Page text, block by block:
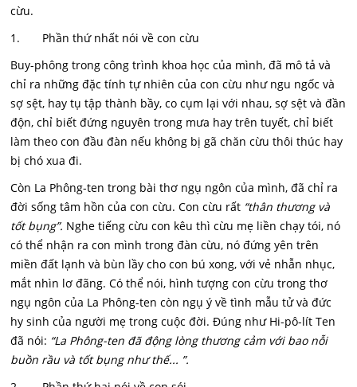
cừu.
1. Phần thứ nhất nói về con cừu
Buy-phông trong công trình khoa học của mình, đã mô tả và
chỉ ra những đặc tính tự nhiên của con cừu như ngu ngốc và
sợ sệt, hay tụ tập thành bầy, co cụm lại với nhau, sợ sệt và đần
độn, chỉ biết đứng nguyên trong mưa hay trên tuyết, chỉ biết
làm theo con đầu đàn nếu không bị gã chăn cừu thôi thúc hay
bị chó xua đi.
Còn La Phông-ten trong bài thơ ngụ ngôn của mình, đã chỉ ra
đời sống tâm hồn của con cừu. Con cừu rất “thân thương và
tốt bụng”. Nghe tiếng cừu con kêu thì cừu mẹ liền chạy tói, nó
có thể nhận ra con mình trong đàn cừu, nó đứng yên trên
miền đất lạnh và bùn lầy cho con bú xong, với vẻ nhẫn nhục,
mắt nhìn lơ đãng. Có thể nói, hình tượng con cừu trong thơ
ngụ ngôn của La Phông-ten còn ngụ ý về tình mẫu tử và đức
hy sinh của người mẹ trong cuộc đời. Đúng như Hi-pô-lít Ten
đã nói: “La Phông-ten đã động lòng thương cảm với bao nỗi
buồn rầu và tốt bụng như thế... ”.